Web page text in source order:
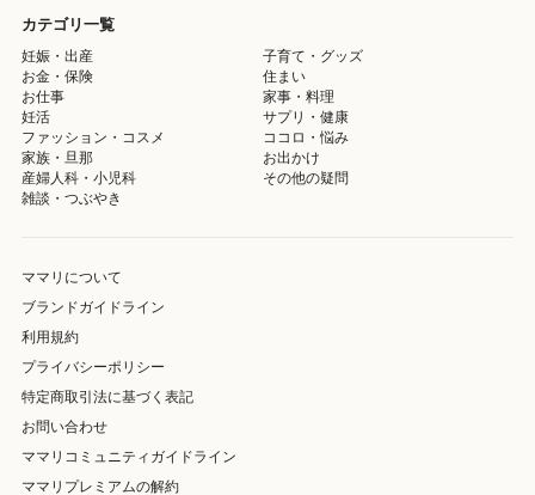
カテゴリ一覧
妊娠・出産
子育て・グッズ
お金・保険
住まい
お仕事
家事・料理
妊活
サプリ・健康
ファッション・コスメ
ココロ・悩み
家族・旦那
お出かけ
産婦人科・小児科
その他の疑問
雑談・つぶやき
ママリについて
ブランドガイドライン
利用規約
プライバシーポリシー
特定商取引法に基づく表記
お問い合わせ
ママリコミュニティガイドライン
ママリプレミアムの解約